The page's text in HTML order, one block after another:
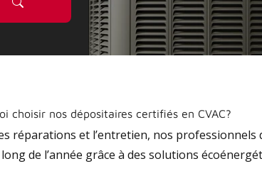
choisir nos dépositaires certifiés en CVAC?
réparations et l’entretien, nos professionnels
de l’année grâce à des solutions